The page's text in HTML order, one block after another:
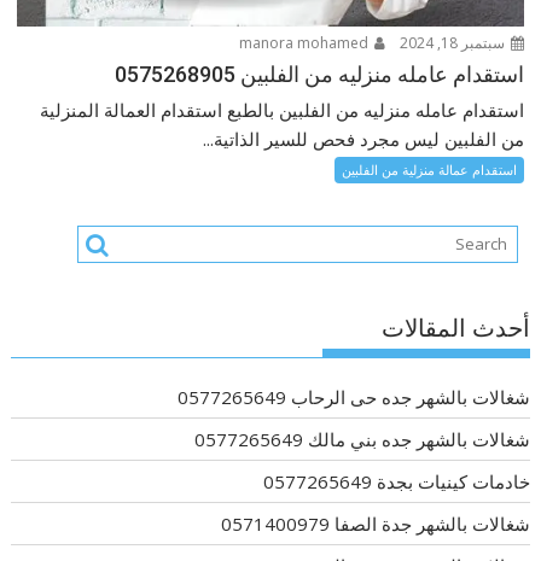
سبتمبر 18, 2024
استقدام عامله منزليه من الفلبين 0575268905
استقدام عامله منزليه من الفلبين بالطبع استقدام العمالة المنزلية
من الفلبين ليس مجرد فحص للسير الذاتية...
استقدام عمالة منزلية من الفلبين
أحدث المقالات
شغالات بالشهر جده حى الرحاب 0577265649
شغالات بالشهر جده بني مالك 0577265649
خادمات كينيات بجدة 0577265649
شغالات بالشهر جدة الصفا 0571400979